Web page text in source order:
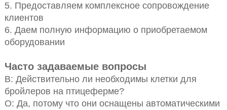
5. Предоставляем комплексное сопровождение
клиентов
6. Даем полную информацию о приобретаемом
оборудовании
Часто задаваемые вопросы
В: Действительно ли необходимы клетки для
бройлеров на птицеферме?
О: Да, потому что они оснащены автоматическими